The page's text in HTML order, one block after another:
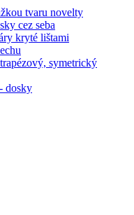
tvaru novelty
cez seba
kryté lištami
symetrický
dosky